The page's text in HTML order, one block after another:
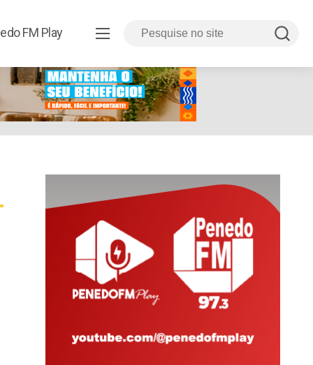
FM Play